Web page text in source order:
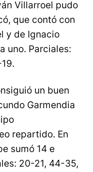
Villarroel pudo
que contó con
y de Ignacio
uno. Parciales:
un buen
Garmendia
repartido. En
sumó 14 e
20-21, 44-35,